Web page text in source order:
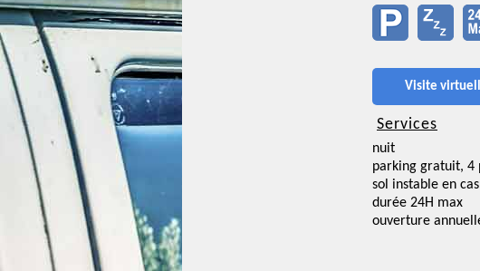
Visite
Services
nuit
parking gratuit, 4
sol instable en
durée 24H max
ouverture